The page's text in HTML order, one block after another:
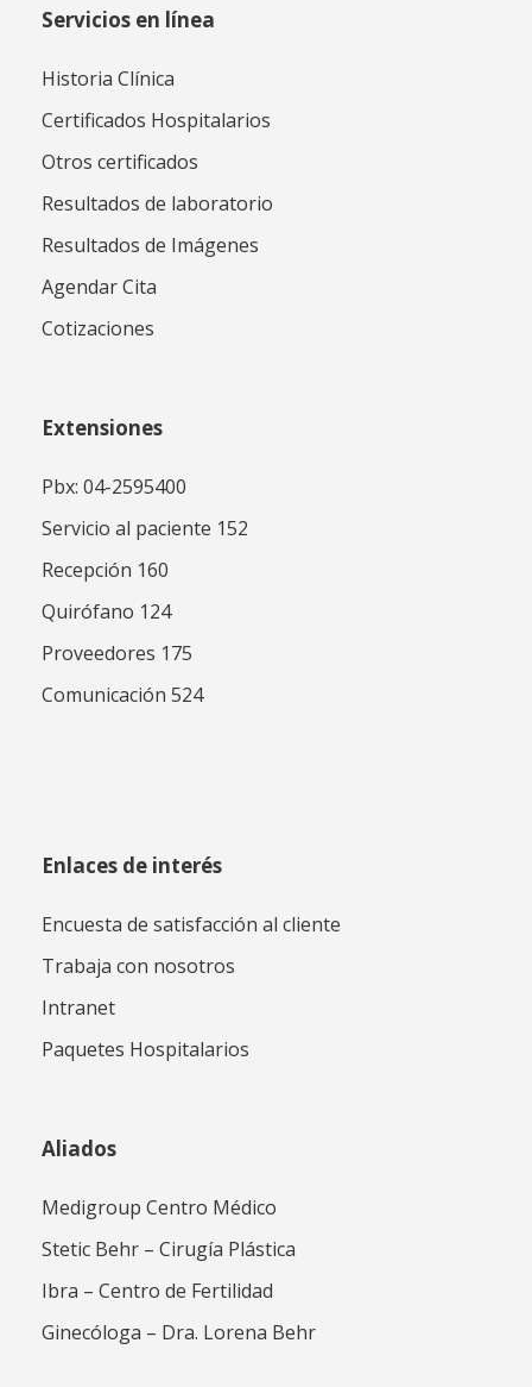
Servicios en línea
Historia Clínica
Certificados Hospitalarios
Otros certificados
Resultados de laboratorio
Resultados de Imágenes
Agendar Cita
Cotizaciones
Extensiones
Pbx: 04-2595400
Servicio al paciente 152
Recepción 160
Quirófano 124
Proveedores 175
Comunicación 524
Enlaces de interés
Encuesta de satisfacción al cliente
Trabaja con nosotros
Intranet
Paquetes Hospitalarios
Aliados
Medigroup Centro Médico
Stetic Behr – Cirugía Plástica
Ibra – Centro de Fertilidad
Ginecóloga – Dra. Lorena Behr